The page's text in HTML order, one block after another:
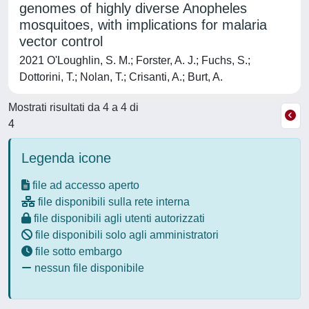
genomes of highly diverse Anopheles
mosquitoes, with implications for malaria
vector control
2021 O'Loughlin, S. M.; Forster, A. J.; Fuchs, S.;
Dottorini, T.; Nolan, T.; Crisanti, A.; Burt, A.
Mostrati risultati da 4 a 4 di
4
Legenda icone
file ad accesso aperto
file disponibili sulla rete interna
file disponibili agli utenti autorizzati
file disponibili solo agli amministratori
file sotto embargo
nessun file disponibile